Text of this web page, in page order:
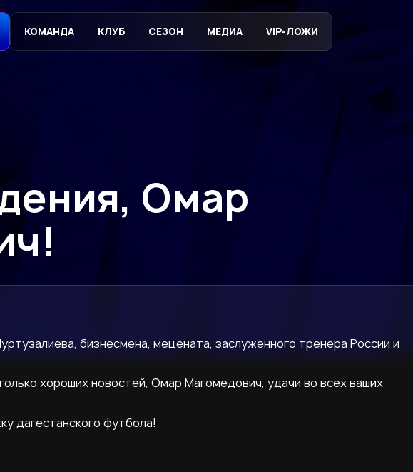
КОМАНДА КЛУБ СЕЗОН МЕДИА VIP-ЛОЖИ
Омар
бизнесмена, мецената, заслуженного тренера России и
хороших новостей, Омар Магомедович, удачи во всех ваших
дагестанского футбола!